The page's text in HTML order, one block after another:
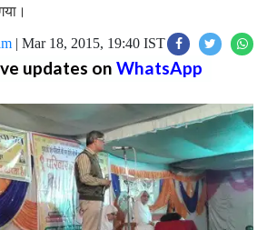
| Mar 18, 2015, 19:40 IST
updates on WhatsApp